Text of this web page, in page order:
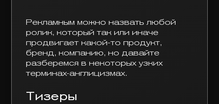
Рекламным можно назвать любой
ролик, который так или иначе
продвигает какой-то продукт,
бренд, компанию, но давайте
разберемся в некоторых узких
терминах-англицизмах.
Тизеры